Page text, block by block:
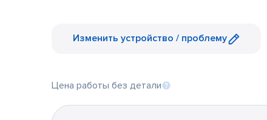
Изменить устройство / проблему
Цена работы без детали